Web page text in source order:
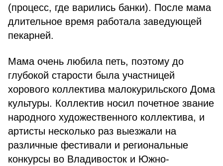
(процесс, где варились банки). После мама
длительное время работала заведующей
пекарней.
Мама очень любила петь, поэтому до
глубокой старости была участницей
хорового коллектива малокурильского Дома
культуры. Коллектив носил почетное звание
народного художественного коллектива, и
артисты несколько раз выезжали на
различные фестивали и региональные
конкурсы во Владивосток и Южно-